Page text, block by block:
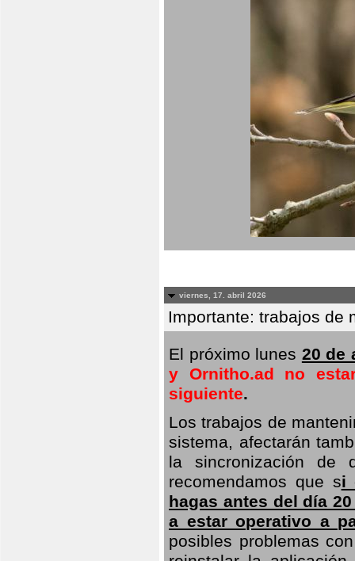
viernes, 17. abril 2026
Importante: trabajos de
El próximo lunes 20 de
y Ornitho.ad no
siguiente.
Los trabajos de
sistema, afectarán
la sincronización de
recomendamos que si
hagas antes del día
a estar operativo a
posibles problemas